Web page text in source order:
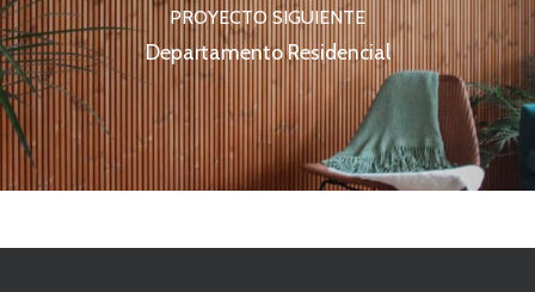
PROYECTO SIGUIENTE
Departamento Residencial